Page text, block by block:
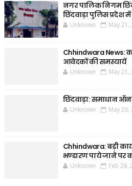
नगर पालिक निगम
छिंदवाड़ा पुलिस प्रदेश में
Unknown May 21,
Chhindwara News:
आवेदकों की समस्यायें
Unknown May 21,
छिंदवाड़ा: समाधान
Unknown May 20,
Chhindwara: बड़ी
भण्डारण पाये जाने पर
Unknown Feb 28,